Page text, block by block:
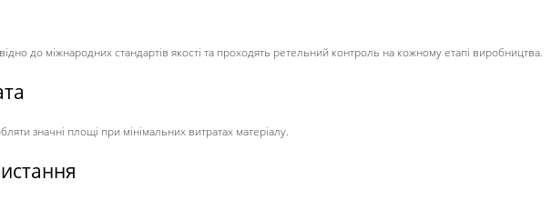
до міжнародних стандартів якості та проходять ретельний контроль на кожному етапі виробництва.
значні площі при мінімальних витратах матеріалу.